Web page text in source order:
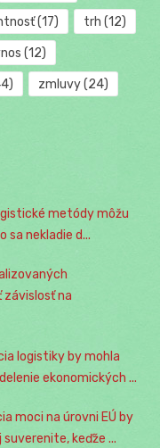
(17) trh (12)
(12)
zmluvy(24)
metódy môžu
nekladie d...
na
logistiky by mohla
ekonomických ...
moci na úrovni EÚ by
keďže ...